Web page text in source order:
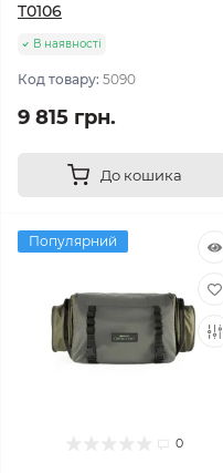
T0106
В наявності
Код товару: 5090
9 815 грн.
До кошика
Популярний
0